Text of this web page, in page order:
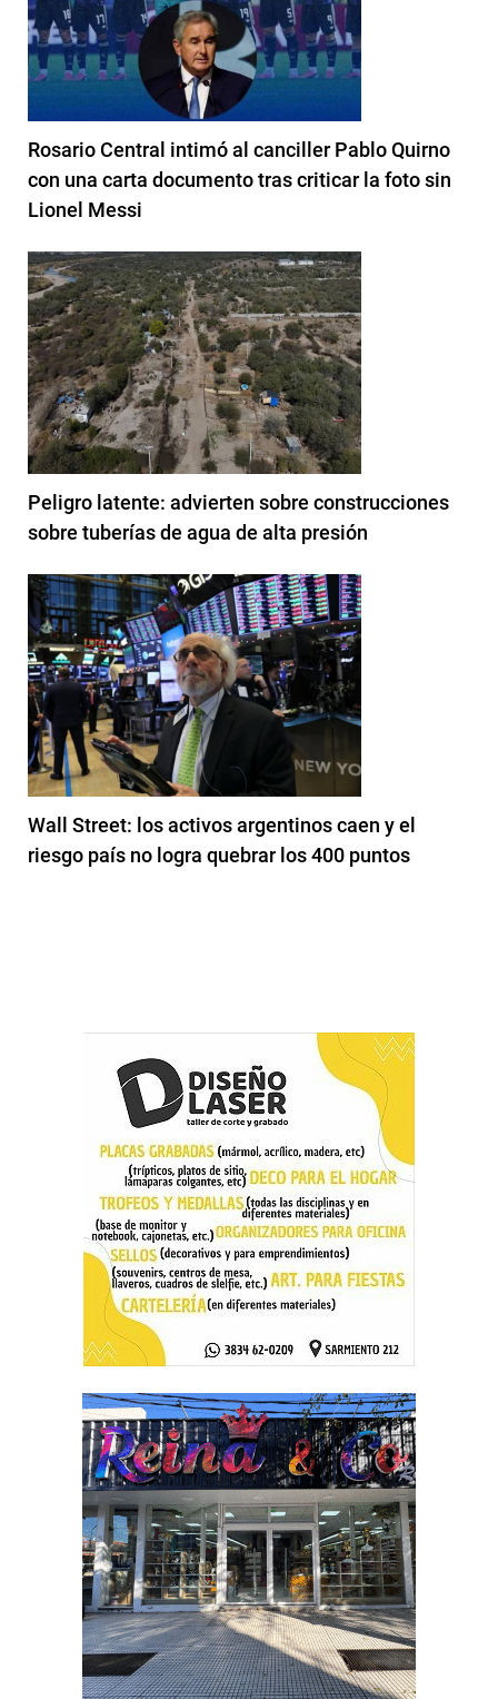
Rosario Central intimó al canciller Pablo Quirno
con una carta documento tras criticar la foto sin
Lionel Messi
Peligro latente: advierten sobre construcciones
sobre tuberías de agua de alta presión
Wall Street: los activos argentinos caen y el
riesgo país no logra quebrar los 400 puntos